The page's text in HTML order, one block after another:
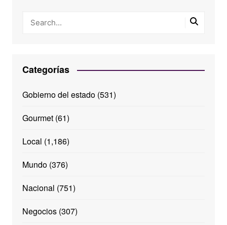
Categorías
Gobierno del estado(531)
Gourmet(61)
Local (1,186)
Mundo(376)
Nacional (751)
Negocios(307)